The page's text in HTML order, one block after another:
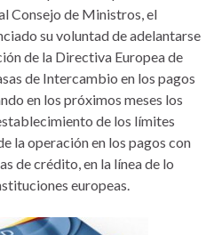
Consejo de Ministros, el
su voluntad de adelantarse
de la Directiva Europea de
de Intercambio en los pagos
en los próximos meses los
de los límites
la operación en los pagos con
de crédito, en la línea de lo
europeas.